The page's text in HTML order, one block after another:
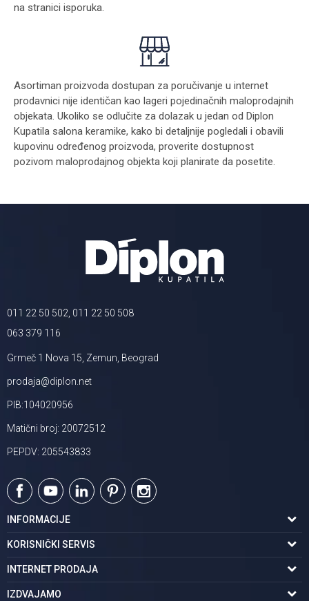
na stranici isporuka.
Asortiman proizvoda dostupan za poručivanje u internet
prodavnici nije identičan kao lageri pojedinačnih maloprodajnih
objekata. Ukoliko se odlučite za dolazak u jedan od Diplon
Kupatila salona keramike, kako bi detaljnije pogledali i obavili
kupovinu određenog proizvoda, proverite dostupnost
pozivom maloprodajnog objekta koji planirate da posetite.
011 22 50 502, 011 22 50 508
063 379 116
Grmeč 1 Nova 15, Zemun, Beograd
prodaja@diplon.net
PIB:104020956
Matični broj: 20072512
PEPDV: 205543833
INFORMACIJE
O nama
Podaci o trgovcu
Karijera | postani deo tima
KORISNIČKI SERVIS
Uslovi korišćenja
Politika privatnosti
INTERNET PRODAJA
Kako kupiti
IZDVAJAMO